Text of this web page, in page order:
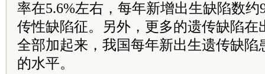
率在5.6%左右，每年新增出生缺陷数
传性缺陷征。另外，更多的遗传缺陷在
全部加起来，我国每年新出生遗传缺陷
的水平。